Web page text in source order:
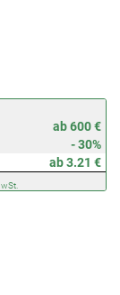
ab 600 €
- 30%
ab 3.21 €